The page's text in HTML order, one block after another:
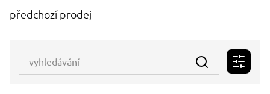
předchozí prodej